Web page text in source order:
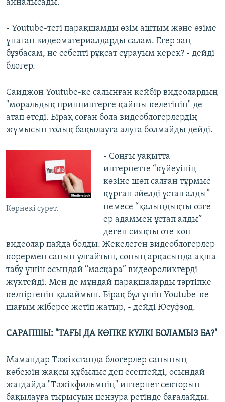
айналысады.
- Youtube-тегі парақшамды өзім аштым және өзіме
ұнаған видеоматериалдарды салам. Егер заң
бұзбасам, не себепті рұқсат сұрауым керек? - дейді
блогер.
Саиджон Youtube-ке салынған кейбір видеолардың
"моральдық принциптерге қайшы келетінін" де
атап өтеді. Бірақ соған бола видеоблогерлердің
жұмысын толық бақылауға алуға болмайды дейді.
Көрнекі сурет.
- Соңғы уақытта
интернетте “күйеуінің
көзіне шөп салған тұрмыс
құрған әйелді ұстап алды”
немесе “қалыңдықты өзге
ер адаммен ұстап алды”
деген сияқты өте көп
видеолар пайда болды. Жекелеген видеоблогерлер
көрермен санын ұлғайтып, соның арқасында ақша
табу үшін осындай “масқара” видеороликтерді
жүктейді. Мен де мұндай парақшаларды тәртіпке
келтіргенін қалаймын. Бірақ бұл үшін Youtube-ке
шағым жіберсе жетіп жатыр, - дейді Юсуфзод.
САРАПШЫ: "ТАҒЫ ДА КӨПКЕ КҮЛКІ БОЛАМЫЗ БА?"
Мамандар Тәжікстанда блогерлер санының
көбеюін жақсы құбылыс деп есептейді, осындай
жағдайда "Тәжікфильмнің" интернет секторын
бақылауға тырысуын цензура ретінде бағалайды.